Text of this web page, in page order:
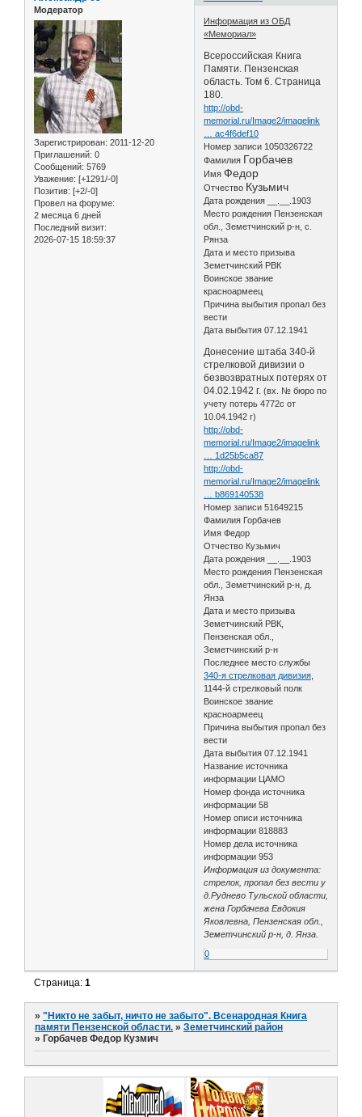
Модератор
Зарегистрирован: 2011-12-20
Приглашений: 0
Сообщений: 5769
Уважение: [+1291/-0]
Позитив: [+2/-0]
Провел на форуме:
2 месяца 6 дней
Последний визит:
2026-07-15 18:59:37
Информация из ОБД
«Мемориал»
Всероссийская Книга
Памяти. Пензенская
область. Том 6. Страница
180.
http://obd-
memorial.ru/Image2/imagelink
… ac4f6def10
Номер записи 1050326722
Фамилия Горбачев
ИмяФедор
Отчество Кузьмич
Дата рождения __.__.1903
Место рождения Пензенская
обл., Земетчинский р-н, с.
Рянза
Дата и место призыва
Земетчинский РВК
Воинское звание
красноармеец
Причина выбытия пропал без
вести
Дата выбытия 07.12.1941
Донесение штаба 340-й
стрелковой дивизии о
безвозвратных потерях от
04.02.1942 г. (вх. № бюро по
учету потерь 4772с от
10.04.1942 г)
http://obd-
memorial.ru/Image2/imagelink
… 1d25b5ca87
http://obd-
memorial.ru/Image2/imagelink
… b869140538
Номер записи 51649215
Фамилия Горбачев
Имя Федор
Отчество Кузьмич
Дата рождения __.__.1903
Место рождения Пензенская
обл., Земетчинский р-н, д.
Янза
Дата и место призыва
Земетчинский РВК,
Пензенская обл.,
Земетчинский р-н
Последнее место службы
340-я стрелковая дивизия
1144-й стрелковый полк
Воинское звание
красноармеец
Причина выбытия пропал без
вести
Дата выбытия 07.12.1941
Название источника
информации ЦАМО
Номер фонда источника
информации 58
Номер описи источника
информации 818883
Номер дела источника
информации 953
Информация из документа:
стрелок, пропал без вести у
д.Руднево Тульской области,
жена Горбачева Евдокия
Яковлевна, Пензенская обл.,
Земетчинский р-н, д. Янза.
0
Страница:1
»"Никто не забыт, ничто не забыто". Всенародная Книга
памяти Пензенской области. »Земетчинский район
» Горбачев Федор Кузмич